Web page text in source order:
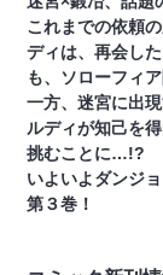
これまでの依頼
ディは、再会し
も、ソローフィ
一方、迷宮に出
ルディが知己を
挑むことに…!?
いよいよダンジ
第３巻！